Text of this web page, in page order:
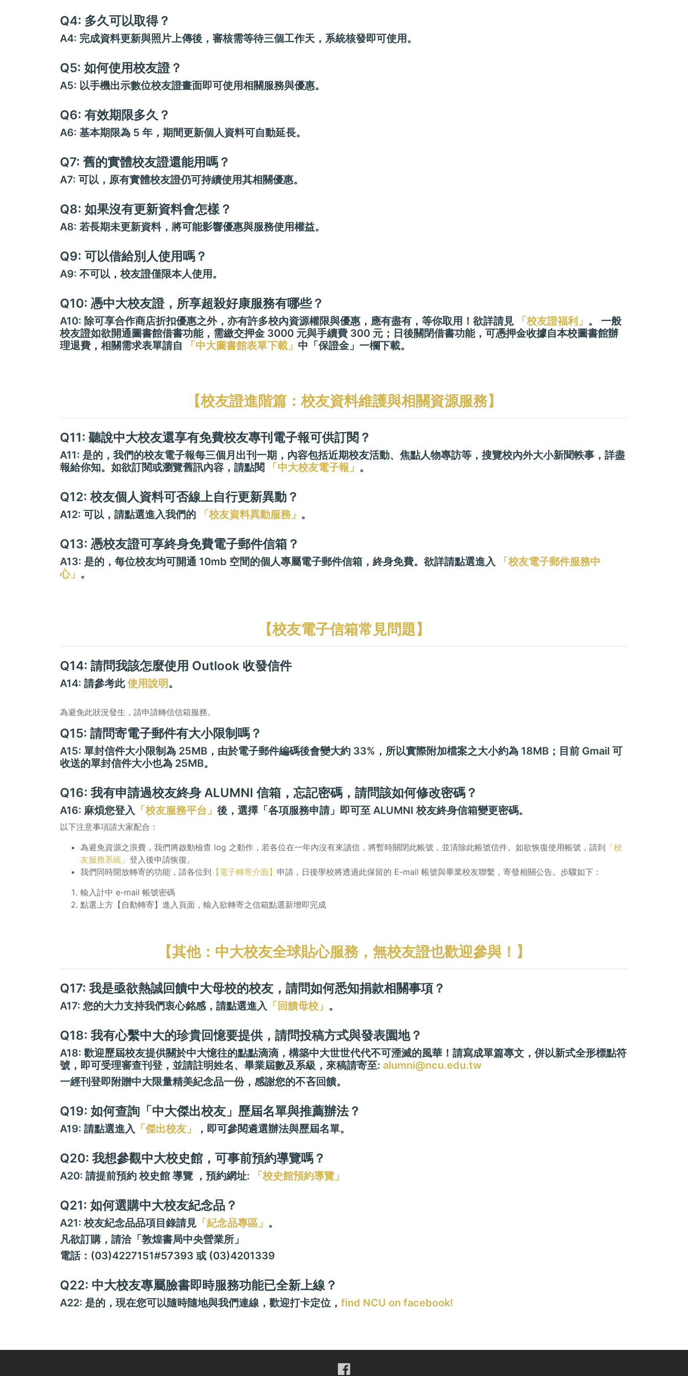
Q4: 多久可以取得？
A4: 完成資料更新與照片上傳後，審核需等待三個工作天，系統核發即可使用。
Q5: 如何使用校友證？
A5: 以手機出示數位校友證畫面即可使用相關服務與優惠。
Q6: 有效期限多久？
A6: 基本期限為 5 年，期間更新個人資料可自動延長。
Q7: 舊的實體校友證還能用嗎？
A7: 可以，原有實體校友證仍可持續使用其相關優惠。
Q8: 如果沒有更新資料會怎樣？
A8: 若長期未更新資料，將可能影響優惠與服務使用權益。
Q9: 可以借給別人使用嗎？
A9: 不可以，校友證僅限本人使用。
Q10: 憑中大校友證，所享超殺好康服務有哪些？
A10: 除可享合作商店折扣優惠之外，亦有許多校內資源權限與優惠，應有盡有，等你取用！欲詳請見 「校友證福利」 。 一般
校友證如欲開通圖書館借書功能，需繳交押金 3000 元與手續費 300 元；日後關閉借書功能，可憑押金收據自本校圖書館辦
理退費，相關需求表單請自
「中大圖書館表單下載」 中「保證金」一欄下載。
【校友證進階篇：校友資料維護與相關資源服務】
Q11: 聽說中大校友還享有免費校友專刊電子報可供訂閱？
A11: 是的，我們的校友電子報每三個月出刊一期，內容包括近期校友活動、焦點人物專訪等，搜覽校內外大小新聞軼事，詳盡
報給你知。如欲訂閱或瀏覽舊訊內容，請點閱
「中大校友電子報」 。
Q12: 校友個人資料可否線上自行更新異動？
A12: 可以，請點選進入我們的 「校友資料異動服務」 。
Q13: 憑校友證可享終身免費電子郵件信箱？
A13: 是的，每位校友均可開通 10mb 空間的個人專屬電子郵件信箱，終身免費。欲詳請點選進入
「校友電子郵件服務中
心」 。
【校友電子信箱常見問題】
Q14: 請問我該怎麼使用 Outlook 收發信件
A14: 請參考此使用說明 。
為避免此狀況發生，請申請轉信信箱服務。
Q15: 請問寄電子郵件有大小限制嗎？
A15: 單封信件大小限制為 25MB，由於電子郵件編碼後會變大約 33%，所以實際附加檔案之大小約為 18MB；目前 Gmail 可
收送的單封信件大小也為 25MB。
Q16: 我有申請過校友終身 ALUMNI 信箱，忘記密碼，請問該如何修改密碼？
A16: 麻煩您登入 「校友服務平台」 後，選擇「各項服務申請」即可至 ALUMNI 校友終身信箱變更密碼。
以下注意事項請大家配合：
為避免資源之浪費，我們將啟動檢查 log 之動作，若各位在一年內沒有來讀信，將暫時關閉此帳號，並清除此帳號信件。如欲恢復使用帳號，請到 「校
友服務系統」 登入後申請恢復。
我們同時開放轉寄的功能，請各位到 【電子轉寄介面】 申請，日後學校將透過此保留的 E-mail 帳號與畢業校友聯繫，寄發相關公告。步驟如下：
輸入計中 e-mail 帳號密碼
點選上方【自動轉寄】進入頁面，輸入欲轉寄之信箱點選新增即完成
【其他：中大校友全球貼心服務，無校友證也歡迎參與！】
Q17: 我是亟欲熱誠回饋中大母校的校友，請問如何悉知捐款相關事項？
A17: 您的大力支持我們衷心銘感，請點選進入 「回饋母校」 。
Q18: 我有心繫中大的珍貴回憶要提供，請問投稿方式與發表園地？
A18: 歡迎歷屆校友提供關於中大憶往的點點滴滴，構築中大世世代代不可湮滅的風華！請寫成單篇專文，併以新式全形標點符
號，即可受理審查刊登，並請註明姓名、畢業屆數及系級，來稿請寄至: alumni@ncu.edu.tw
一經刊登即附贈中大限量精美紀念品一份，感謝您的不吝回饋。
Q19: 如何查詢「中大傑出校友」歷屆名單與推薦辦法？
A19: 請點選進入 「傑出校友」 ，即可參閱遴選辦法與歷屆名單。
Q20: 我想參觀中大校史館，可事前預約導覽嗎？
A20: 請提前預約 校史館 導覽 ，預約網址: 「校史館預約導覽」
Q21: 如何選購中大校友紀念品？
A21: 校友紀念品品項目錄請見 「紀念品專區」 。
凡欲訂購，請洽「敦煌書局中央營業所」
電話：(03)4227151#57393 或 (03)4201339
Q22: 中大校友專屬臉書即時服務功能已全新上線？
A22: 是的，現在您可以隨時隨地與我們連線，歡迎打卡定位， find NCU on facebook!